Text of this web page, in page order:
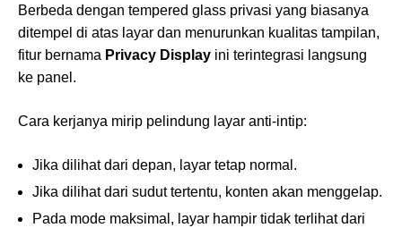
Berbeda dengan tempered glass privasi yang biasanya
ditempel di atas layar dan menurunkan kualitas tampilan,
fitur bernama Privacy Display ini terintegrasi langsung
ke panel.
Cara kerjanya mirip pelindung layar anti-intip:
Jika dilihat dari depan, layar tetap normal.
Jika dilihat dari sudut tertentu, konten akan menggelap.
Pada mode maksimal, layar hampir tidak terlihat dari